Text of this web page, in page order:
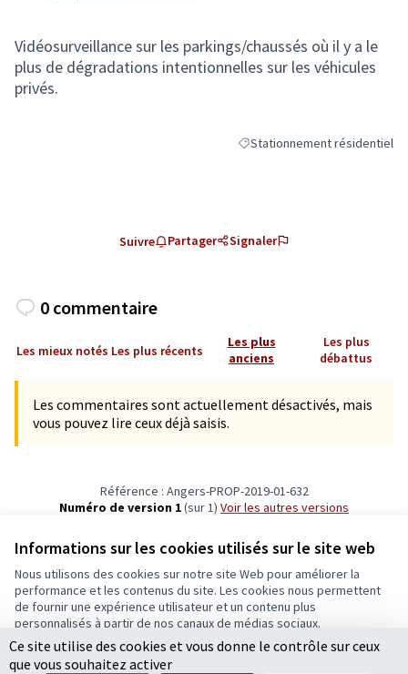
Informations sur les cookies utilisés sur le site web
Nous utilisons des cookies sur notre site Web pour améliorer la
performance et les contenus du site. Les cookies nous permettent
de fournir une expérience utilisateur et un contenu plus
personnalisés à partir de nos canaux de médias sociaux.
Tout accepter
Vidéosurveillance sur les parkings/chaussés où il y a le
plus de dégradations intentionnelles sur les véhicules
privés.
Filtrer les résultats de la
Stationnement résidentiel
Suivre Partager Signaler
0 commentaire
Les mieux notés Les plus récents
Les plus
anciens
Les plus
débattus
Les commentaires sont actuellement désactivés, mais
vous pouvez lire ceux déjà saisis.
Référence : Angers-PROP-2019-01-632
Numéro de version 1(sur 1)
voir les autres versions
Conditions d'utilisation
Paramètres des cookies
Ecrivons Angers sur X
(Lien externe)
Ecrivons Angers sur Facebook
(Lien externe)
Ce site utilise des cookies et vous donne le contrôle sur ceux
que vous souhaitez activer